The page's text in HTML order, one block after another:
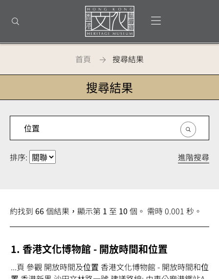
部
打開搜尋
首
頁
打開選單
首頁 搜尋結果
搜尋結果
排序: 進階搜尋
約找到 66個結果，顯示第 1 至 10 個。 需時 0.001 秒。
1. 香港文化博物館 - 開放時間和位置
...頁 參觀 開放時間及位置 香港文化博物館 - 開放時間和位